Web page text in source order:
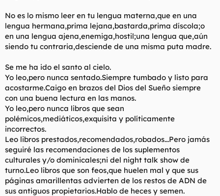
No es lo mismo leer en tu lengua materna,que en una
lengua hermana,prima lejana,bastarda,prima díscola;o
en una lengua ajena,enemiga,hostil;una lengua que,aún
siendo tu contraria,desciende de una misma puta madre.
Se me ha ido el santo al cielo.
Yo leo,pero nunca sentado.Siempre tumbado y listo para
acostarme.Caigo en brazos del Dios del Sueño siempre
con una buena lectura en las manos.
Yo leo,pero nunca libros que sean
polémicos,mediáticos,exquisita y políticamente
incorrectos.
Leo libros prestados,recomendados,robados...Pero jamás
seguiré las recomendaciones de los suplementos
culturales y/o dominicales;ni del night talk show de
turno.Leo libros que son feos,que huelen mal y que sus
páginas amarillentas advierten de los restos de ADN de
sus antiguos propietarios.Hablo de heces y semen.